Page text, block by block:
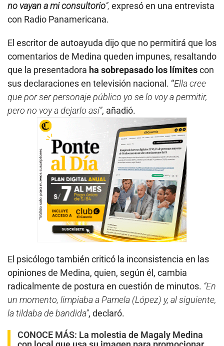
no vayan a mi consultorio”, expresó en una entrevista
con Radio Panamericana.
El escritor de autoayuda dijo que no permitirá que los
comentarios de Medina queden impunes, resaltando
que la presentadora ha sobrepasado los límitescon
sus declaraciones en televisión nacional. “Ella cree
que por ser personaje público yo se lo voy a permitir,
pero no voy a dejarlo así”, añadió.
El psicólogo también criticó la inconsistencia en las
opiniones de Medina, quien, según él, cambia
radicalmente de postura en cuestión de minutos. “En
un momento, limpiaba a Pamela (López) y, al siguiente,
la tildaba de bandida”, declaró.
CONOCE MÁS: La molestia de Magaly Medina